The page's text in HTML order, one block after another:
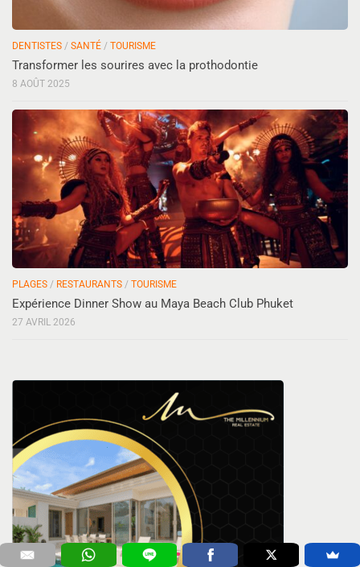
DENTISTES / SANTÉ / TOURISME
Transformer les sourires avec la prothodontie
8 AOÛT 2025
PLAGES / RESTAURANTS / TOURISME
Expérience Dinner Show au Maya Beach Club Phuket
27 AVRIL 2026